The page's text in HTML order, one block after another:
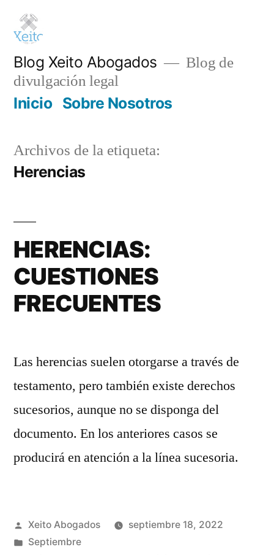
Saltar
contenido
Blog Xeito Abogados
Blog de
divulgación legal
Inicio Sobre Nosotros
Archivos de la etiqueta:
Herencias
HERENCIAS:
CUESTIONES
FRECUENTES
Las herencias suelen otorgarse a través de
testamento, pero también existe derechos
sucesorios, aunque no se disponga del
documento. En los anteriores casos se
producirá en atención a la línea sucesoria.
Publicado
por
Xeito Abogados
septiembre 18, 2022
Publicado
Septiembre